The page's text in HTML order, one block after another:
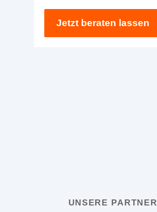
Jetzt beraten lassen
UNSERE PARTNER